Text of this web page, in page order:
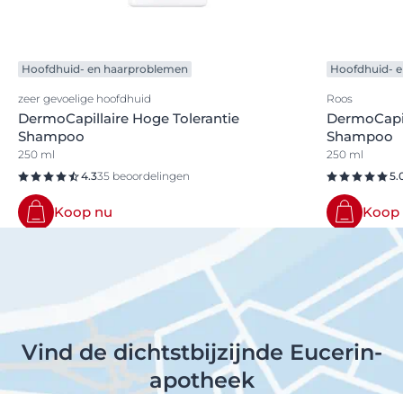
Hoofdhuid- en haarproblemen
zeer gevoelige hoofdhuid
DermoCapillaire Hoge Tolerantie
Shampoo
250 ml
4.335 beoordelingen
Koop nu
Hoofdhuid-
Roos
Shampoo
250 ml
Koop
Vind de dichtstbijzijnde Eucerin-
apotheek